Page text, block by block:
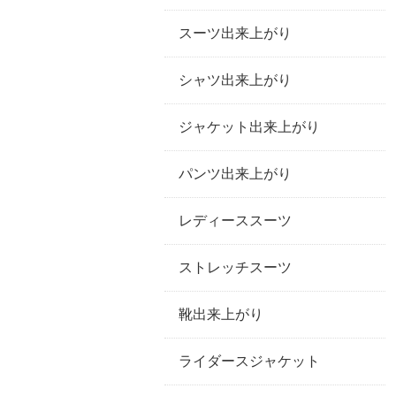
スーツ出来上がり
シャツ出来上がり
ジャケット出来上がり
パンツ出来上がり
レディーススーツ
ストレッチスーツ
靴出来上がり
ライダースジャケット